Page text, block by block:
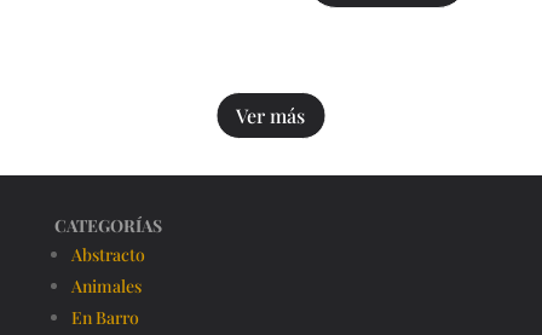
Ver más
CATEGORÍAS
Abstracto
Animales
En Barro